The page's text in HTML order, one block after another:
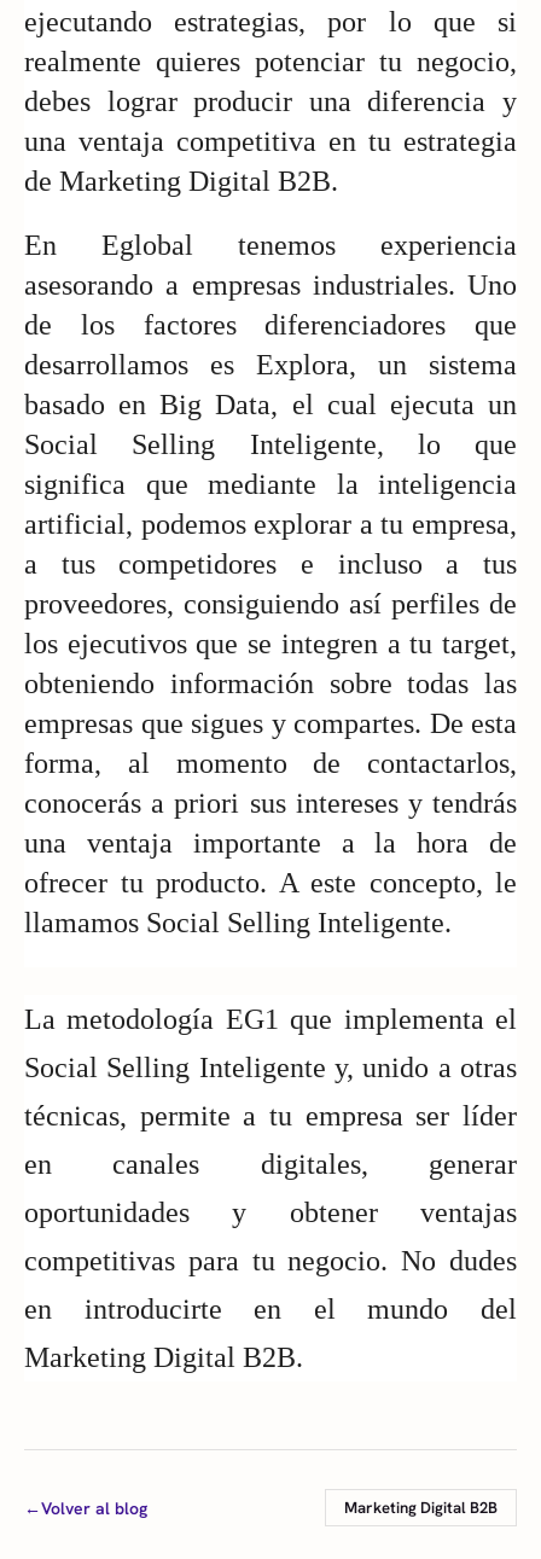
ejecutando estrategias, por lo que si
realmente quieres potenciar tu negocio,
debes lograr producir una diferencia y
una ventaja competitiva en tu estrategia
de Marketing Digital B2B.
En Eglobal tenemos experiencia
asesorando a empresas industriales. Uno
de los factores diferenciadores que
desarrollamos es Explora, un sistema
basado en Big Data, el cual ejecuta un
Social Selling Inteligente, lo que
significa que mediante la inteligencia
artificial, podemos explorar a tu empresa,
a tus competidores e incluso a tus
proveedores, consiguiendo así perfiles de
los ejecutivos que se integren a tu target,
obteniendo información sobre todas las
empresas que sigues y compartes. De esta
forma, al momento de contactarlos,
conocerás a priori sus intereses y tendrás
una ventaja importante a la hora de
ofrecer tu producto. A este concepto, le
llamamos Social Selling Inteligente.
La metodología EG1 que implementa el
Social Selling Inteligente y, unido a otras
técnicas, permite a tu empresa ser líder
en canales digitales, generar
oportunidades y obtener ventajas
competitivas para tu negocio. No dudes
en introducirte en el mundo del
Marketing Digital B2B.
←Volver al blog Marketing Digital B2B